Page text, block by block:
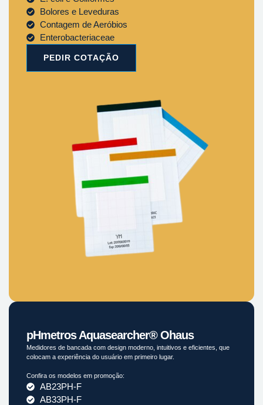
Bolores e Leveduras
Contagem de Aeróbios
Enterobacteriaceae
PEDIR COTAÇÃO
pHmetros Aquasearcher® Ohaus
Medidores de bancada com design moderno, intuitivos e eficientes, que
colocam a experiência do usuário em primeiro lugar.
Confira os modelos em promoção:
AB23PH-F
AB33PH-F